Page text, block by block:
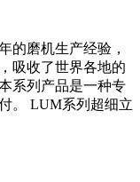
的磨机生产经验，
吸收了世界各地的
系列产品是一种专
。 LUM系列超细立